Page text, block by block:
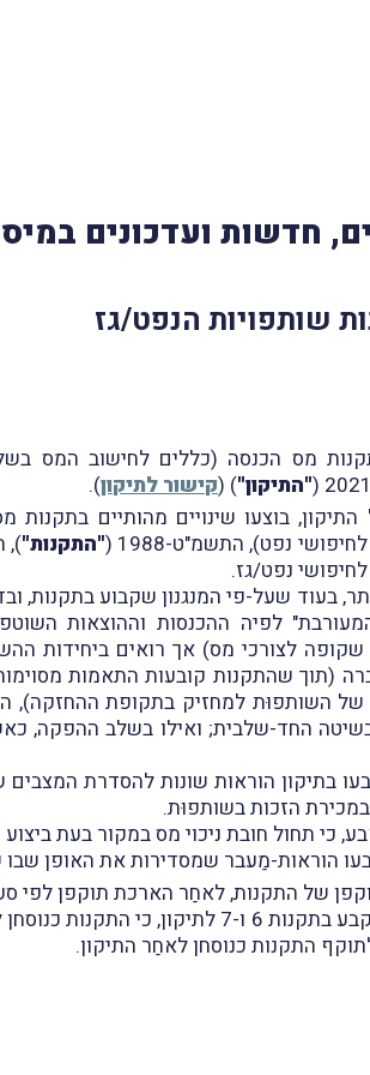
חדשות ועדכונים
שותפויות הנפט/גז
מס הכנסה (כללים לחישוב המס
"התיקון") (קישור לתיקון).
התיקון, בוצעו שינויים מהותיים
נפט), התשמ"ט-1988 (
"התקנות"),
נפט/גז.
בעוד שעל-פי המנגנון שקבוע בתקנות,
לפיה ההכנסות וההוצאות
לצורכי מס) אך רואים ביחידות
(תוך שהתקנות קובעות התאמות
של השותפוּת למחזיק בתקופת ההחזקה),
החד-שלבית; ואילו בשלב ההפקה,
בתיקון הוראות שונות להסדרת
במכירת הזכות בשותפוּת.
כי תחול חובת ניכוי מס במקור בעת
הוראות-מַעבר שמסדירות את האופן שבו
התקנות, לאחַר הארכת תוקפן לפי סעיף 38 לחוק יסוד: הכנסת, פקע ביום
התקנות כנוסחן לאחַר התיקון.